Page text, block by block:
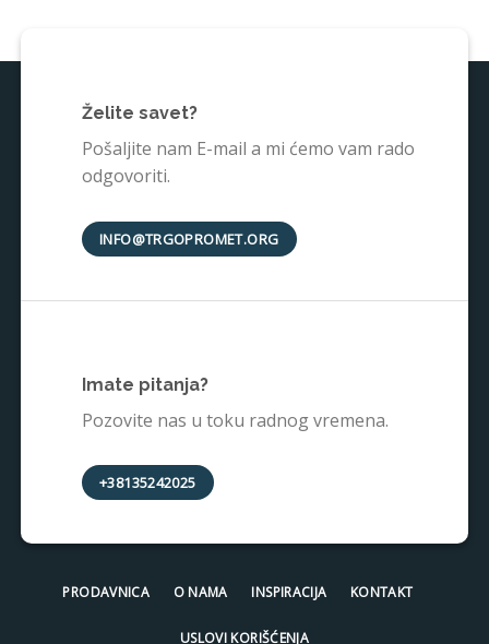
Želite savet?
Pošaljite nam E-mail a mi ćemo vam rado
odgovoriti.
INFO@TRGOPROMET.ORG
Imate pitanja?
Pozovite nas u toku radnog vremena.
+38135242025
PRODAVNICA O NAMA INSPIRACIJA KONTAKT
USLOVI KORIŠĆENJA